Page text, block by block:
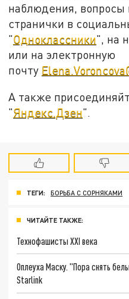
наблюдения, вопросы
странички в
"Одноклассники", на
или на электронную
почту
А также
"Яндекс.Дзен".
ТЕГИ: БОРЬБА С СОРНЯКАМИ
ЧИТАЙТЕ ТАКЖЕ:
Технофашисты XXI века
Оплеуха Маску. "Пора снять
Starlink